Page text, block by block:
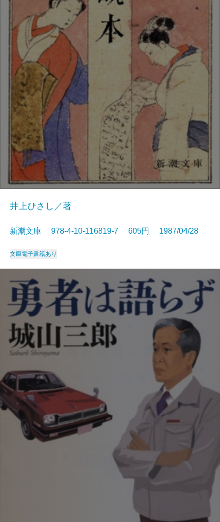
井上ひさし／著
新潮文庫 978-4-10-116819-7 605円 1987/04/28
文庫電子書籍あり